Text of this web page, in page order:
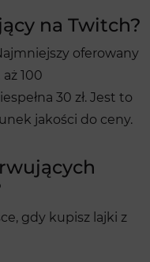
na Twitch?
oferowany
100
30 zł. Jest to
jakości do ceny.
gdy kupisz lajki z